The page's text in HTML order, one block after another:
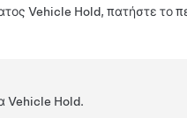
Vehicle Hold, πατήστε το
Vehicle Hold.